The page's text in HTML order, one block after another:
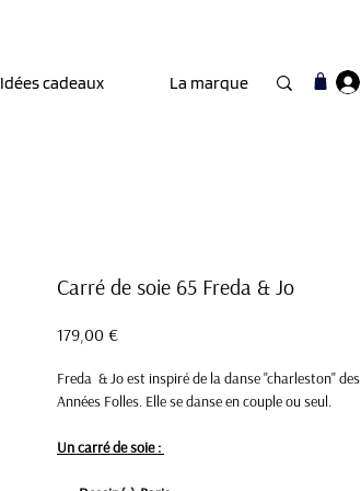
Idées cadeaux La marque
Carré de soie 65 Freda & Jo
179,00 €Prix
Freda & Jo est inspiré de la danse "charleston" des
Années Folles. Elle se danse en couple ou seul.
Un carré de soie :